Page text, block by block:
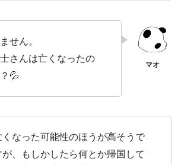
せん。
さんは亡くなったの
💦
くなった可能性のほうが高そうで
が、もしかしたら何とか帰国して